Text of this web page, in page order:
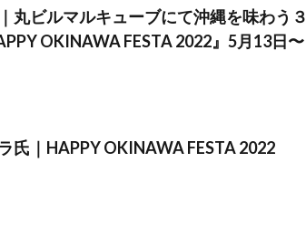
丸ビルマルキューブにて沖縄を味わう３
OKINAWA FESTA 2022』5月13日〜
氏｜HAPPY OKINAWA FESTA 2022